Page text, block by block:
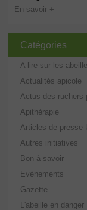
En savoir +
Catégories
A lire sur les
Actualités apicole
Actus des ruchers
Apithérapie
Articles de presse
Autres initiatives
Bon à savoir
Evénements
Gazette
L'abeille en danger